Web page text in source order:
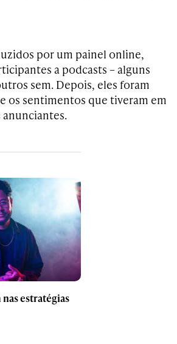
por um painel online,
a podcasts – alguns
sem. Depois, eles foram
os sentimentos que tiveram em
anunciantes.
estratégias